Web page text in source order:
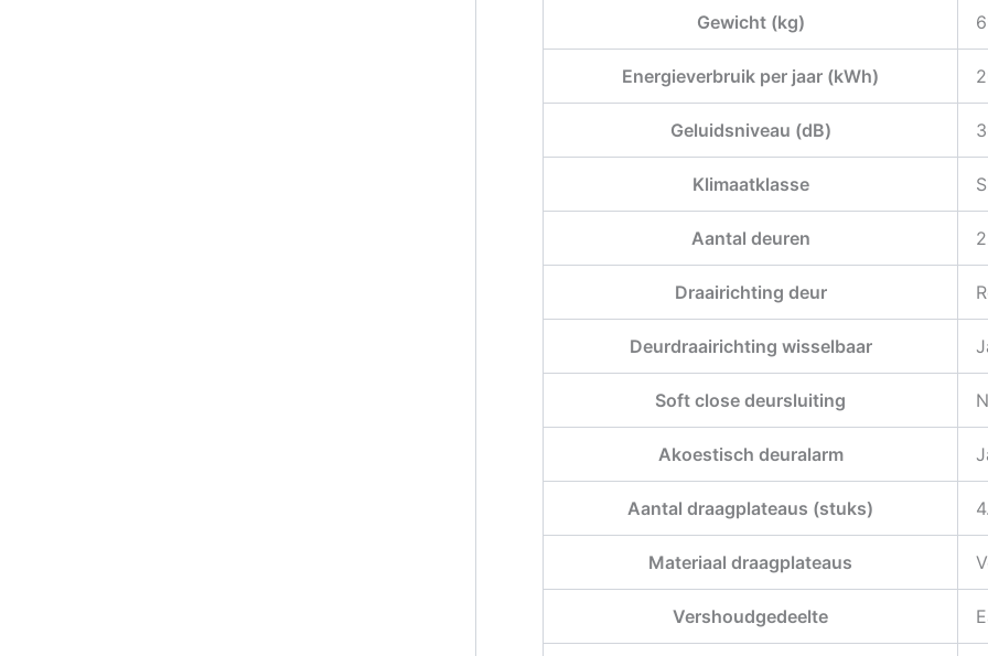
Gewicht (kg)
Energieverbruik per jaar (kWh)
Geluidsniveau (dB)
Klimaatklasse
Aantal deuren
Draairichting deur
Deurdraairichting wisselbaar
Soft close deursluiting
Akoestisch deuralarm
Aantal draagplateaus (stuks)
Materiaal draagplateaus
Vershoudgedeelte